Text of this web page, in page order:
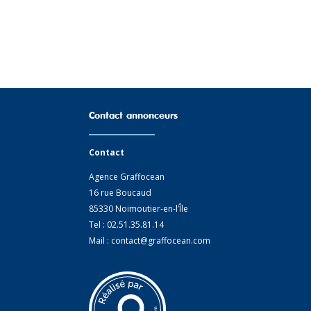
Contact annonceurs
Contact
Agence Graffocean
16 rue Boucaud
85330 Noimoutier-en-l’Île
Tel : 02.51.35.81.14
Mail : contact@graffocean.com